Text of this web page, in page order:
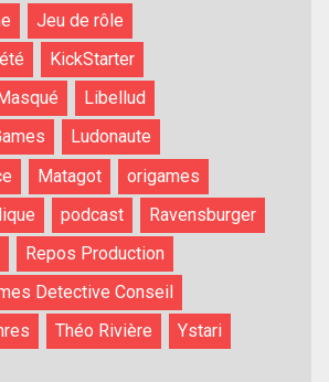
Jeu de rôle
KickStarter
Libellud
Ludonaute
Matagot
origames
podcast
Ravensburger
Repos Production
Detective Conseil
Théo Rivière
Ystari